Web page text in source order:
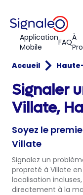
Application
Mobile
FAQÀ
Accueil
Signaler
Villate,
Soyez le
Villate
Signalez un
propreté à Villate
localisation
directement à la